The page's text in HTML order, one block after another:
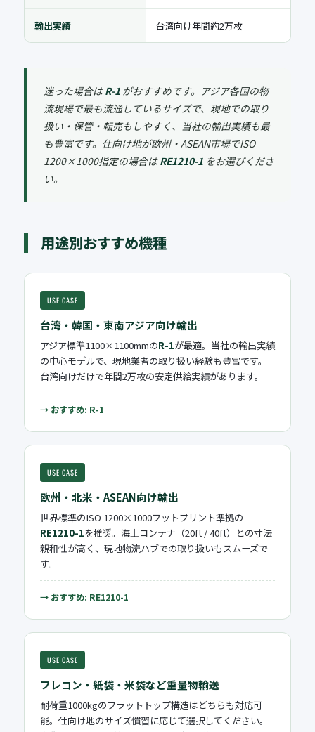
輸出実績 台湾向け年間約2万枚
迷った場合はR-1 がおすすめです。アジア各国の物
流現場で最も流通しているサイズで、現地での取り
扱い・保管・転売もしやすく、当社の輸出実績も最
も豊富です。仕向け地が欧州・ASEAN市場でISO
1200×1000指定の場合はRE1210-1 をお選びくださ
い。
用途別おすすめ機種
USE CASE
台湾・韓国・東南アジア向け輸出
アジア標準1100×1100mmのR-1が最適。当社の輸出実績
の中心モデルで、現地業者の取り扱い経験も豊富です。
台湾向けだけで年間2万枚の安定供給実績があります。
→ おすすめ: R-1
USE CASE
欧州・北米・ASEAN向け輸出
世界標準のISO 1200×1000フットプリント準拠の
RE1210-1を推奨。海上コンテナ（20ft / 40ft）との寸法
親和性が高く、現地物流ハブでの取り扱いもスムーズで
す。
→ おすすめ: RE1210-1
USE CASE
フレコン・紙袋・米袋など重量物輸送
耐荷重1000kgのフラットトップ構造はどちらも対応可
能。仕向け地のサイズ慣習に応じて選択してください。